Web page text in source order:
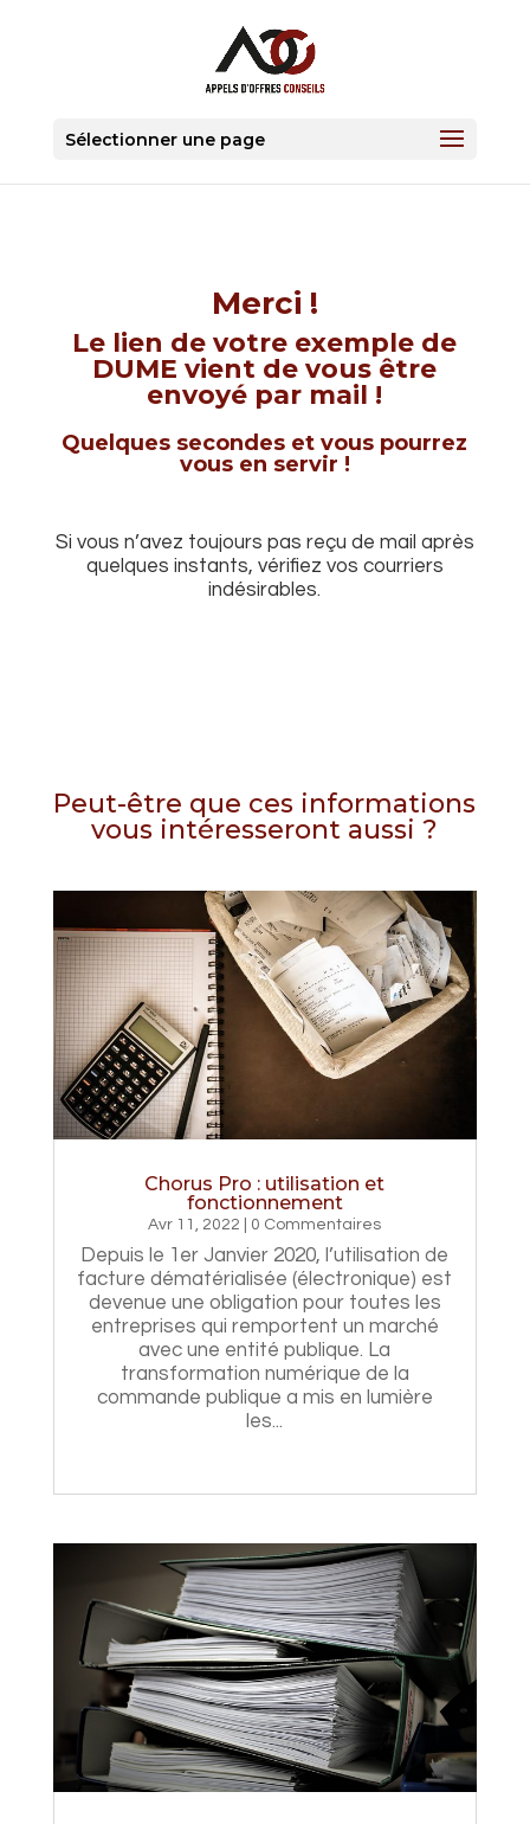
Sélectionner une page
Merci !
Le lien de votre exemple de
DUME vient de vous être
envoyé par mail !
Quelques secondes et vous pourrez
vous en servir !
Si vous n’avez toujours pas reçu de mail après
quelques instants, vérifiez vos courriers
indésirables.
Peut-être que ces informations
vous intéresseront aussi ?
Chorus Pro : utilisation et
fonctionnement
Avr 11, 2022 | 0 Commentaires
Depuis le 1er Janvier 2020, l’utilisation de
facture dématérialisée (électronique) est
devenue une obligation pour toutes les
entreprises qui remportent un marché
avec une entité publique. La
transformation numérique de la
commande publique a mis en lumière
les...